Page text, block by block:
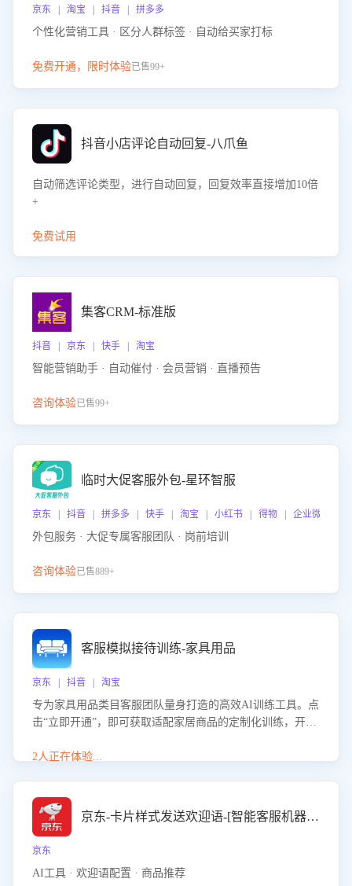
京东 | 淘宝 | 抖音 | 拼多多
个性化营销工具 · 区分人群标签 · 自动给买家打标
免费开通，限时体验已售99+
抖音小店评论自动回复-八爪鱼
自动筛选评论类型，进行自动回复，回复效率直接增加10倍
+
免费试用
集客CRM-标准版
抖音 | 京东 | 快手 | 淘宝
智能营销助手 · 自动催付 · 会员营销 · 直播预告
咨询体验已售99+
临时大促客服外包-星环智服
京东 | 抖音 | 拼多多 | 快手 | 淘宝 | 小红书 | 得物 | 企业微信
外包服务 · 大促专属客服团队 · 岗前培训
咨询体验已售889+
客服模拟接待训练-家具用品
京东 | 抖音 | 淘宝
专为家具用品类目客服团队量身打造的高效AI训练工具。点
击“立即开通”，即可获取适配家居商品的定制化训练，开启
能、尺寸参数咨询等高频场景下的专业应对能力。
2人正在体验...
京东-卡片样式发送欢迎语-[智能客服机器人]
京东
AI工具 · 欢迎语配置 · 商品推荐